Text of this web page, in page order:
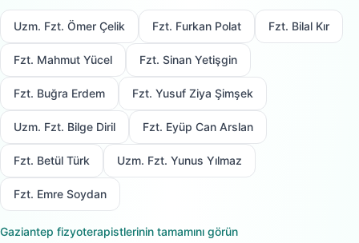
Uzm. Fzt. Ömer Çelik Fzt. Furkan Polat Fzt. Bilal Kır
Fzt. Mahmut Yücel Fzt. Sinan Yetişgin
Fzt. Buğra Erdem Fzt. Yusuf Ziya Şimşek
Uzm. Fzt. Bilge Diril Fzt. Eyüp Can Arslan
Fzt. Betül Türk Uzm. Fzt. Yunus Yılmaz
Fzt. Emre Soydan
Gaziantep fizyoterapistlerinin tamamını görün